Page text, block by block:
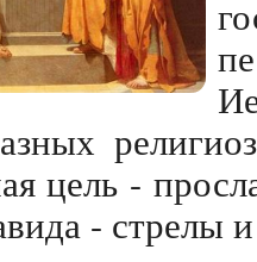
цель -
- стрелы